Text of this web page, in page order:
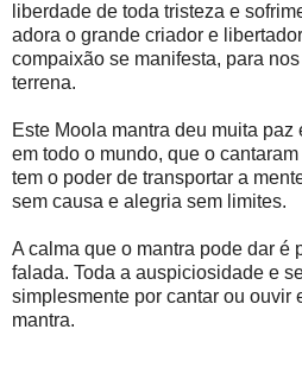
liberdade de toda tristeza e
adora o grande criador e
compaixão se manifesta, para
terrena.
Este Moola mantra deu muita
em todo o mundo, que o
tem o poder de transportar a
sem causa e alegria sem limites.
A calma que o mantra pode dar é
falada. Toda a auspiciosidade e
simplesmente por cantar ou ouvir
mantra.